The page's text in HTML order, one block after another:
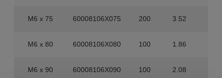
M6 x 75 60008106X075 200 3.52
M6 x 80 60008106X080 100 1.86
M6 x 90 60008106X090 100 2.08